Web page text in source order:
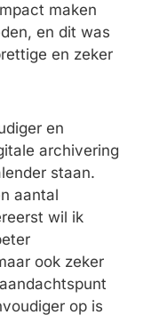
maken
en dit was
en zeker
en
archivering
staan.
aantal
wil ik
ook zeker
op is